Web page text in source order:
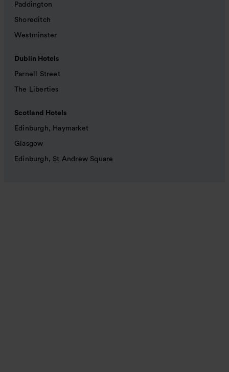
Paddington
Shoreditch
Westminster
Dublin Hotels
Parnell Street
The Liberties
Scotland Hotels
Edinburgh, Haymarket
Glasgow
Edinburgh, St Andrew Square